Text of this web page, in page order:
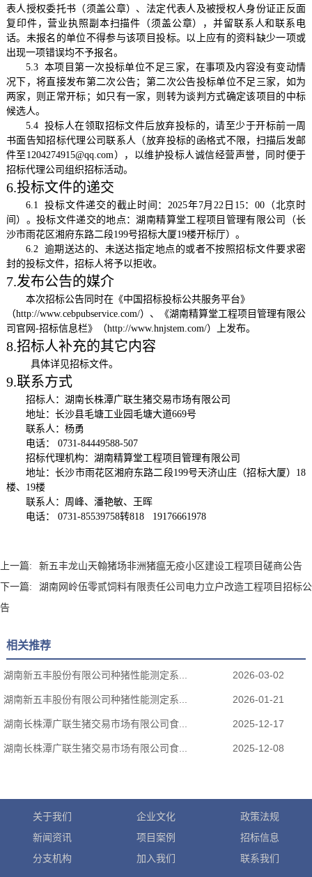
表人授权委托书（须盖公章）、法定代表人及被授权人身份证正反面
复印件，营业执照副本扫描件（须盖公章），并留联系人和联系电
话。未报名的单位不得参与该项目投标。以上应有的资料缺少一项或
出现一项错误均不予报名。
5.3 本项目第一次投标单位不足三家，在事项及内容没有变动情
况下，将直接发布第二次公告；第二次公告投标单位不足三家，如为
两家，则正常开标；如只有一家，则转为谈判方式确定该项目的中标
候选人。
5.4 投标人在领取招标文件后放弃投标的，请至少于开标前一周
书面告知招标代理公司联系人（放弃投标的函格式不限，扫描后发邮
件至1204274915@qq.com），以维护投标人诚信经营声誉，同时便于
招标代理公司组织招标活动。
6.投标文件的递交
6.1 投标文件递交的截止时间：2025年7月22日15：00（北京时
间）。投标文件递交的地点：湖南精算堂工程项目管理有限公司（长
沙市雨花区湘府东路二段199号招标大厦19楼开标厅） 。
6.2 逾期送达的、未送达指定地点的或者不按照招标文件要求密
封的投标文件，招标人将予以拒收。
7.发布公告的媒介
本次招标公告同时在《中国招标投标公共服务平台》
（http://www.cebpubservice.com/）、《湖南精算堂工程项目管理有限公
司官网-招标信息栏》（http://www.hnjstem.com/）上发布。
8.招标人补充的其它内容
具体详见招标文件。
9.联系方式
招标人：湖南长株潭广联生猪交易市场有限公司
地址：长沙县毛塘工业园毛塘大道669号
联系人：杨勇
电话：
0731-84449588-507
招标代理机构： 湖南精算堂工程项目管理有限公司
地址：长沙市雨花区湘府东路二段199号天济山庄（招标大厦）18
楼、19楼
联系人： 周峰、潘艳敏、王晖
电话：
0731-85539758转818 19176661978
上一篇:
新五丰龙山天翰猪场非洲猪瘟无疫小区建设工程项目磋商公告
下一篇:
湖南网岭伍零贰饲料有限责任公司电力立户改造工程项目招标公
告
相关推荐
湖南新五丰股份有限公司种猪性能测定系... 2026-03-02
湖南新五丰股份有限公司种猪性能测定系... 2026-01-21
湖南长株潭广联生猪交易市场有限公司食... 2025-12-17
湖南长株潭广联生猪交易市场有限公司食... 2025-12-08
关于我们 企业文化
政策法规
新闻资讯
项目案例
招标信息
分支机构
加入我们 联系我们